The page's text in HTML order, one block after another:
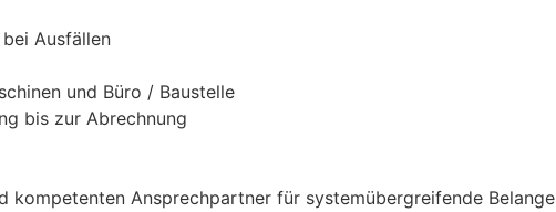
Ausfällen
und Büro / Baustelle
bis zur Abrechnung
kompetenten Ansprechpartner für systemübergreifende Belange